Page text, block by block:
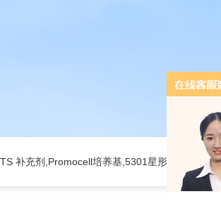
补充剂,Promocell培养基,5301星形细胞培养基